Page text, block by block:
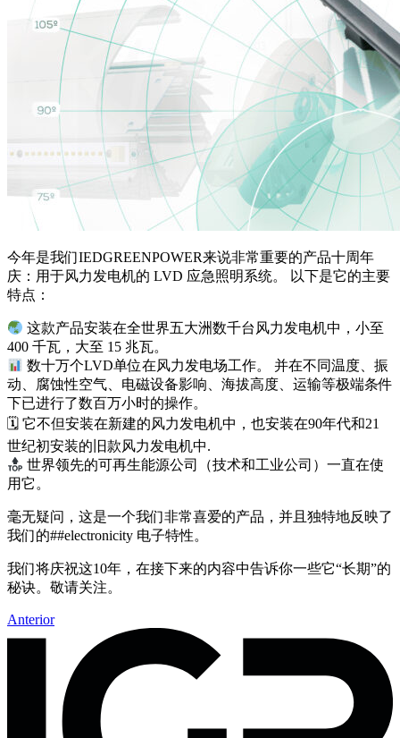
今年是我们IEDGREENPOWER来说非常重要的产品十周年
庆：用于风力发电机的 LVD 应急照明系统。 以下是它的主要
特点：
这款产品安装在全世界五大洲数千台风力发电机中，小至
400 千瓦，大至 15 兆瓦。
数十万个LVD单位在风力发电场工作。 并在不同温度、振
动、腐蚀性空气、电磁设备影响、海拔高度、运输等极端条件
下已进行了数百万小时的操作。
🗓 它不但安装在新建的风力发电机中，也安装在90年代和21
世纪初安装的旧款风力发电机中.
世界领先的可再生能源公司（技术和工业公司）一直在使
用它。
毫无疑问，这是一个我们非常喜爱的产品，并且独特地反映了
我们的##electronicity 电子特性。
我们将庆祝这10年，在接下来的内容中告诉你一些它“长期”的
秘诀。敬请关注。
Anterior